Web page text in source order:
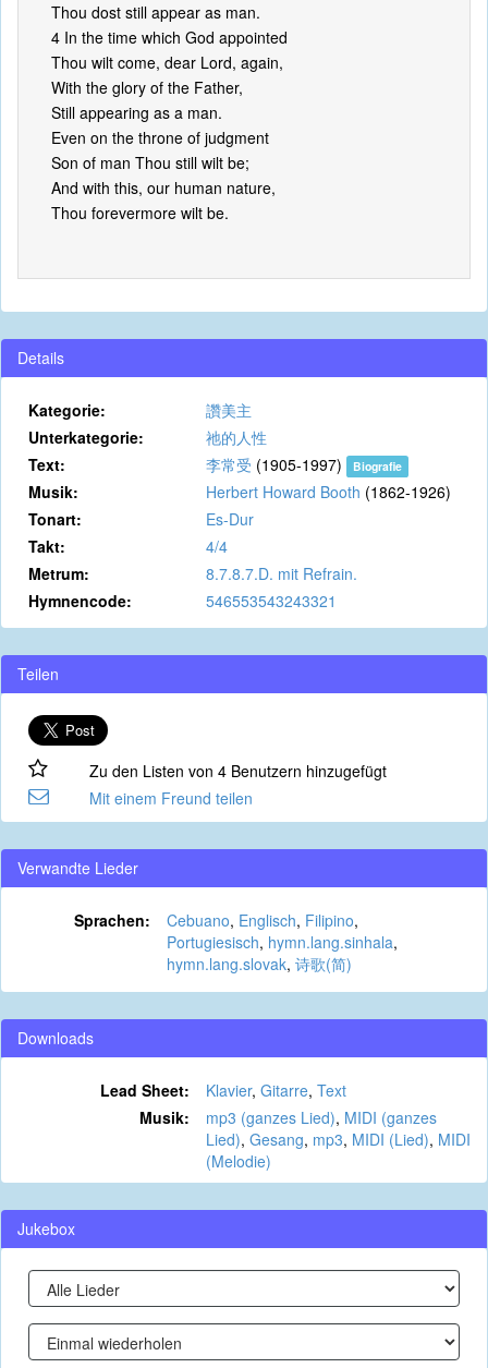
Thou dost still appear as man.
4 In the time which God appointed
Thou wilt come, dear Lord, again,
With the glory of the Father,
Still appearing as a man.
Even on the throne of judgment
Son of man Thou still wilt be;
And with this, our human nature,
Thou forevermore wilt be.
Details
Kategorie:
讚美主
Unterkategorie:
祂的人性
Text:
李常受 (1905-1997) Biografie
Musik: Herbert Howard Booth (1862-1926)
Tonart:
Es-Dur
Takt:
4/4
Metrum:
8.7.8.7.D. mit Refrain.
Hymnencode:
546553543243321
Teilen
Zu den Listen von 4 Benutzern hinzugefügt
Mit einem Freund teilen
Verwandte Lieder
Sprachen: Cebuano, Englisch, Filipino,
Portugiesisch, hymn.lang.sinhala,
hymn.lang.slovak, 诗歌(简)
Downloads
Lead Sheet: Klavier, Gitarre, Text
Musik:
mp3 (ganzes Lied), MIDI (ganzes
Lied), Gesang, mp3, MIDI (Lied), MIDI
(Melodie)
Jukebox